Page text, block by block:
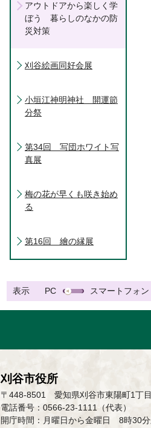
アウトドアから楽しく学
ぼう 暮らしのなかの防
災対策
刈谷絵画同好会展
小垣江神明神社 開運節
分祭
第34回 写団ホワイト写
真展
梅の花が早くも咲き始め
る
第16回 繪の縁展
表示 PC スマートフォン
刈谷市役所
〒448-8501 愛知県刈谷市東陽町1丁
電話番号：0566-23-1111（代表）
開庁時間：月曜日から金曜日 8時30